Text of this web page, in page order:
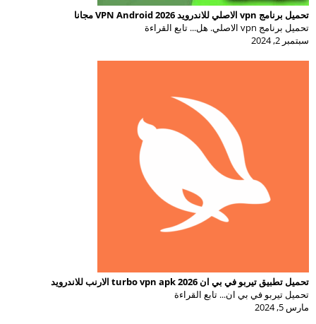
تحميل برنامج vpn الاصلي للاندرويد 2026 VPN Android مجانا
تحميل برنامج vpn الاصلي. هل... تابع القراءة
سبتمبر 2, 2024
تحميل تطبيق تيربو في بي ان 2026 turbo vpn apk الارنب للاندرويد
تحميل تيربو في بي ان... تابع القراءة
مارس 5, 2024